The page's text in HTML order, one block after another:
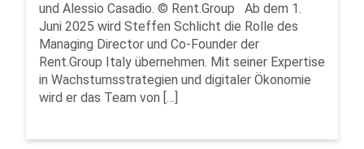
und Alessio Casadio. © Rent.Group Ab dem 1.
Juni 2025 wird Steffen Schlicht die Rolle des
Managing Director und Co-Founder der
Rent.Group Italy übernehmen. Mit seiner Expertise
in Wachstumsstrategien und digitaler Ökonomie
wird er das Team von […]